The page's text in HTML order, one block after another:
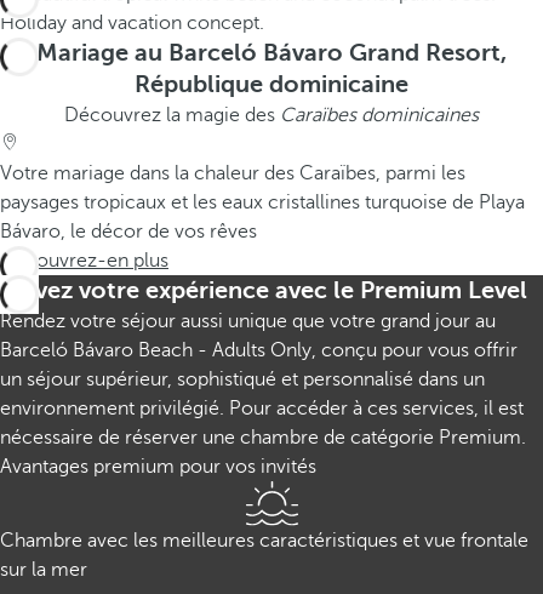
Mariage au Barceló Bávaro Grand Resort,
République dominicaine
Découvrez la magie des Caraïbes dominicaines
Votre mariage dans la chaleur des Caraïbes, parmi les
paysages tropicaux et les eaux cristallines turquoise de Playa
Bávaro, le décor de vos rêves
Découvrez-en plus
Élevez votre expérience avec le Premium Level
Rendez votre séjour aussi unique que votre grand jour au
Barceló Bávaro Beach - Adults Only, conçu pour vous offrir
un séjour supérieur, sophistiqué et personnalisé dans un
environnement privilégié. Pour accéder à ces services, il est
nécessaire de réserver une chambre de catégorie Premium.
Avantages premium pour vos invités
Chambre avec les meilleures caractéristiques et vue frontale
sur la mer